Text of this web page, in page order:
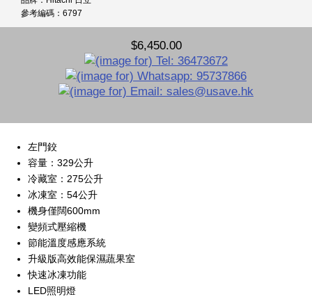
參考編碼：6797
$6,450.00
左門鉸
容量：329公升
冷藏室：275公升
冰凍室：54公升
機身僅闊600mm
變頻式壓縮機
節能溫度感應系統
升級版高效能保濕蔬果室
快速冰凍功能
LED照明燈